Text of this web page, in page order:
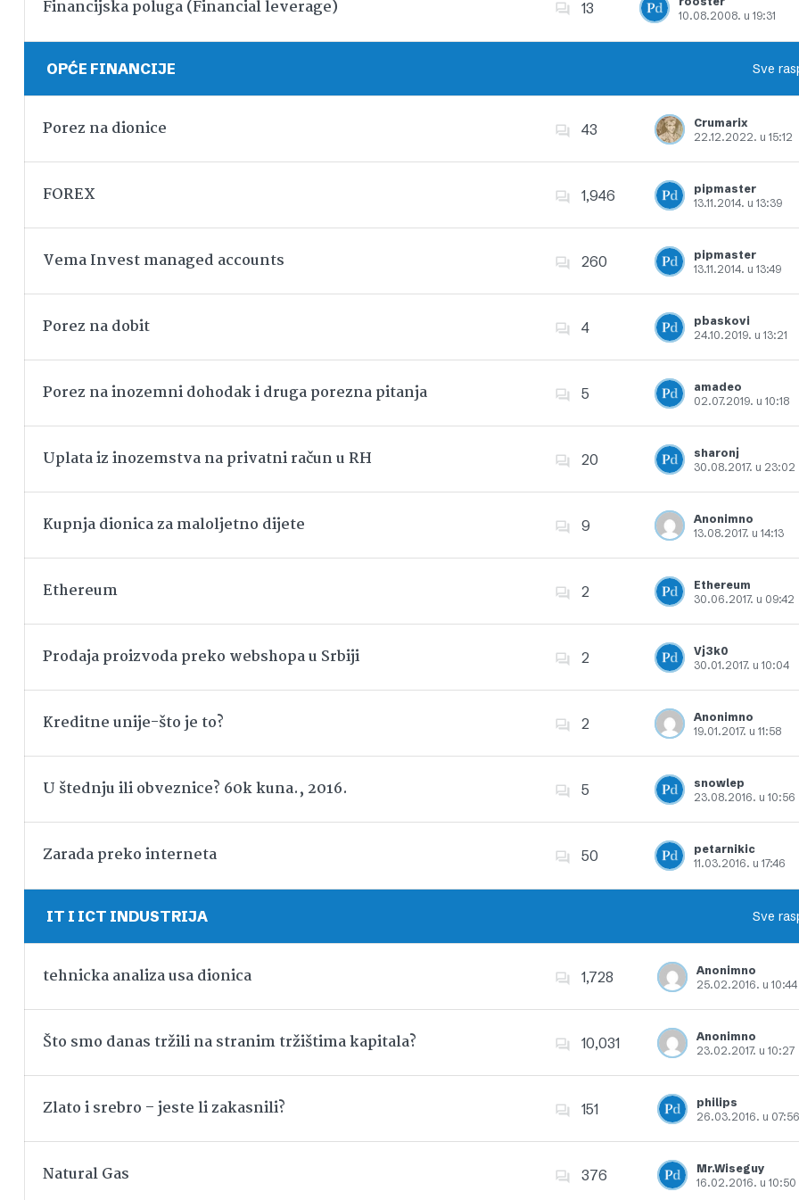
Financijska poluga (Financial leverage) 13
10.08.2008. u 19:31
Dodajte u favorite
OPĆE FINANCIJE Sve
Porez na dionice 43
Crumarix
22.12.2022. u 15:12
Dodajte u favorite
FOREX 1,946
pipmaster
13.11.2014. u 13:39
Dodajte u favorite
Vema Invest managed accounts 260
pipmaster
13.11.2014. u 13:49
Dodajte u favorite
Porez na dobit 4
pbaskovi
24.10.2019. u 13:21
Dodajte u favorite
Porez na inozemni dohodak i druga porezna pitanja 5
amadeo
02.07.2019. u 10:18
Dodajte u favorite
Uplata iz inozemstva na privatni račun u RH 20
sharonj
30.08.2017. u 23:02
Dodajte u favorite
Kupnja dionica za maloljetno dijete 9
Anonimno
13.08.2017. u 14:13
Dodajte u favorite
Ethereum 2
Ethereum
30.06.2017. u 09:42
Dodajte u favorite
Prodaja proizvoda preko webshopa u Srbiji 2
Vj3k0
30.01.2017. u 10:04
Dodajte u favorite
Kreditne unije-što je to? 2
Anonimno
19.01.2017. u 11:58
Dodajte u favorite
U štednju ili obveznice? 60k kuna., 2016. 5
snowlep
23.08.2016. u 10:56
Dodajte u favorite
Zarada preko interneta 50
petarnikic
11.03.2016. u 17:46
Dodajte u favorite
IT I ICT INDUSTRIJA Sve
tehnicka analiza usa dionica 1,728
Anonimno
25.02.2016. u 10:44
Dodajte u favorite
Što smo danas tržili na stranim tržištima kapitala? 10,031
Anonimno
23.02.2017. u 10:27
Dodajte u favorite
Zlato i srebro – jeste li zakasnili? 151
philips
26.03.2016. u 07:56
Dodajte u favorite
Natural Gas 376
Mr.Wiseguy
16.02.2016. u 10:50